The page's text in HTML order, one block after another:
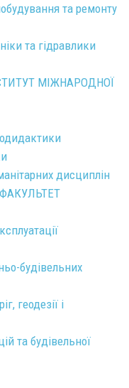
та ремонту
та гідравлики
МІЖНАРОДНОЇ
дисциплін
будівельних
геодезії і
та будівельної